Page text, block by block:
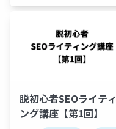
脱初心者SEOライティ
ング講座【第1回】